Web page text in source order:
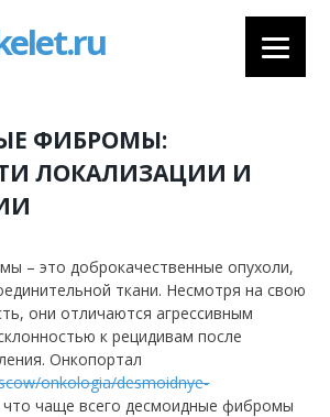
ФИБРОМЫ:
ЛОКАЛИЗАЦИИ И
– это доброкачественные опухоли,
ткани. Несмотря на свою
они отличаются агрессивным
к рецидивам после
Онкопортал
onkologia/desmoidnye-
чаще всего десмоидные фибромы